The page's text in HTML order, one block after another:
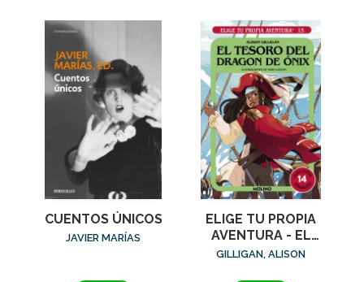
CUENTOS ÚNICOS
JAVIER MARÍAS
ELIGE TU PROPIA
AVENTURA - EL
TESORO DEL
GILLIGAN, ALISON